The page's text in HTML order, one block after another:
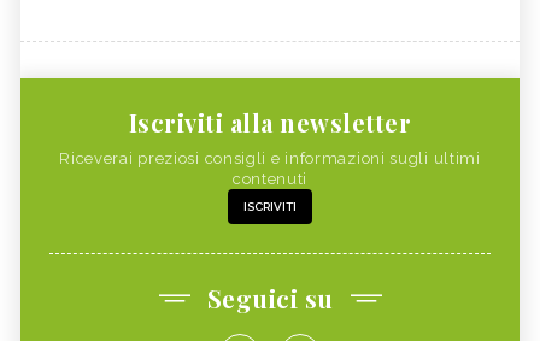
Iscriviti alla newsletter
Riceverai preziosi consigli e informazioni sugli ultimi
contenuti
ISCRIVITI
Seguici su